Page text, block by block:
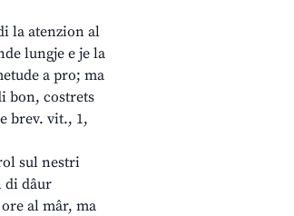
la atenzion al
lungje e je la
a pro; ma
bon, costrets
brev. vit., 1,
sul nestri
di dâur
al mâr, ma